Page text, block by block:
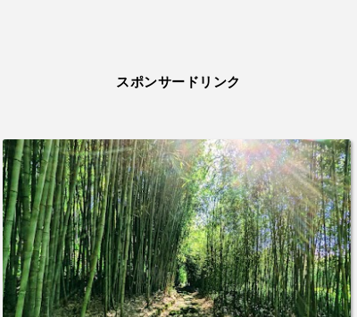
スポンサードリンク